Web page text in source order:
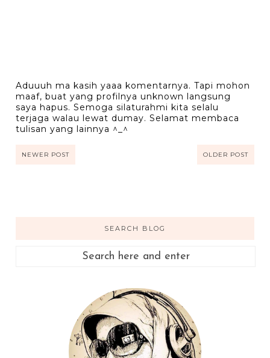
Aduuuh ma kasih yaaa komentarnya. Tapi mohon
maaf, buat yang profilnya unknown langsung
saya hapus. Semoga silaturahmi kita selalu
terjaga walau lewat dumay. Selamat membaca
tulisan yang lainnya ^_^
NEWER POST OLDER POST
SEARCH BLOG